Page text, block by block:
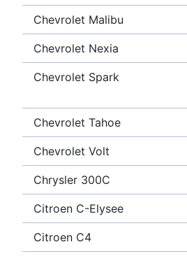
Chevrolet Malibu
Chevrolet Nexia
Chevrolet Spark
Chevrolet Tahoe
Chevrolet Volt
Chrysler 300C
Citroen C-Elysee
Citroen C4